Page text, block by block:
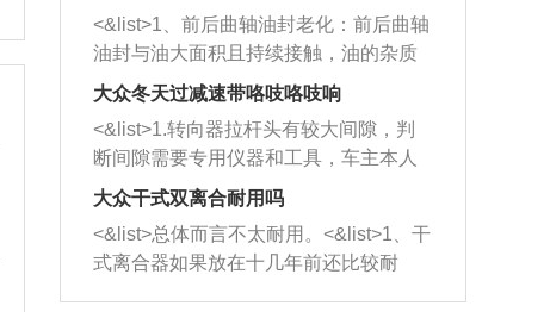
西取出来。但如果是因为积碳过多引起
的堵塞，就需要将三元催化器泡在草酸
洗剂对堵塞的情况得到解决，将清洗剂
放在燃油箱中，与燃油混合后，车辆启
动时，就可以和汽油一起进入到燃烧
室，最后形成废气排出，就可以让三元
催化器得到清洗，排气管堵塞的情况就
能够得到解决。
一圈半的练习，往右同样也要打相同的
圈数。 <&list>3、最后强调要反复练
习，这样就可以形成肌肉记忆，在真实
驾驶车辆时，不需要记忆也能打好方
向。
<&list>1、前后曲轴油封老化：前后曲轴
油封与油大面积且持续接触，油的杂质
和发动机内持续温度变化使其密封效果
逐渐减弱，导致渗油或漏油。<&list>2、
活塞间隙过大：积碳会使活塞环与缸体
的间隙扩大，导致机油流入燃烧室中，
造成烧机油。<&list>3、机油粘度。使用
机油粘度过小的话，同样会有烧机油现
象，机油粘度过小具有很好的流动性，
大众冬天过减速带咯吱咯吱响
<&list>1.转向器拉杆头有较大间隙，判
断间隙需要专用仪器和工具，车主本人
无法制作，需要将车辆送到修理厂或4s
店；<&list>2.车辆半轴套管防尘罩破
裂，破裂后会出现漏油现象，使半轴磨
损严重，磨损的半轴容易损坏，产生异
响；<&list>3.稳定器的转向胶套和球头
大众干式双离合耐用吗
<&list>总体而言不太耐用。<&list>1、干
式离合器如果放在十几年前还比较耐